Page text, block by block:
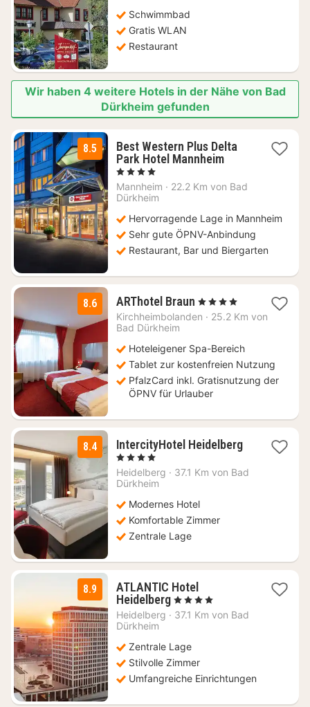
€
Schwimmbad
Gratis WLAN
Restaurant
Wir haben 4 weitere Hotels in der Nähe von Bad
Dürkheim gefunden
8.5
Best Western Plus Delta
Park Hotel Mannheim2
ab
, 4 Sterne
Mannheim · 22.2 Km von Bad
Dürkheim
Hervorragende Lage in Mannheim
Sehr gute ÖPNV-Anbindung
Restaurant, Bar und Biergarten
8.6 ARThotel Braun 3
Nächte
€
, 4 Sterne
Kirchheimbolanden · 25.2 Km von
Bad Dürkheim
Hoteleigener Spa-Bereich
Tablet zur kostenfreien Nutzung
PfalzCard inkl. Gratisnutzung der
ÖPNV für Urlauber
8.4 IntercityHotel Heidelberg1
ab
, 4 Sterne
Heidelberg · 37.1 Km von Bad
Dürkheim
Modernes Hotel
Komfortable Zimmer
Zentrale Lage
8.9
ATLANTIC Hotel
Heidelberg1
Nacht
€
, 4 Sterne
Heidelberg · 37.1 Km von Bad
Dürkheim
Zentrale Lage
Stilvolle Zimmer
Umfangreiche Einrichtungen